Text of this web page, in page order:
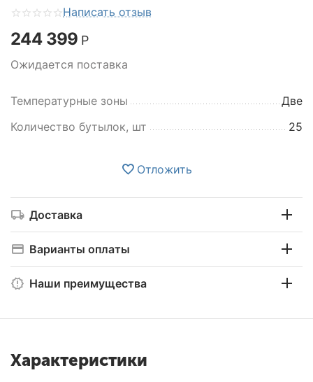
Написать отзыв
244 399 Р
Ожидается поставка
Температурные зоны
Две
Количество бутылок, шт
25
Отложить
Доставка
Варианты оплаты
Наши преимущества
Характеристики